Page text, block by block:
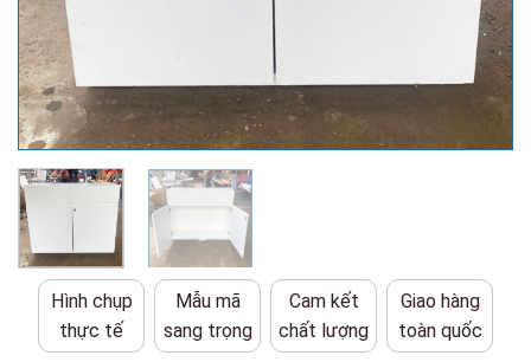
Hình chụp
thực tế
Mẫu mã
sang trọng
Cam kết
chất lượng
Giao hàng
toàn quốc